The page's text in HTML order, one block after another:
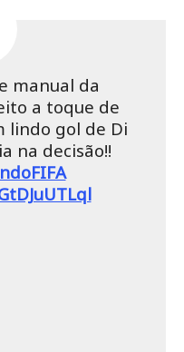
manual da
a toque de
lindo gol de Di
na decisão!!